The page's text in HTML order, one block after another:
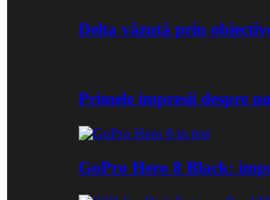
Delta văzută prin
Primele impresii despre
GoPro Hero 8 Black: